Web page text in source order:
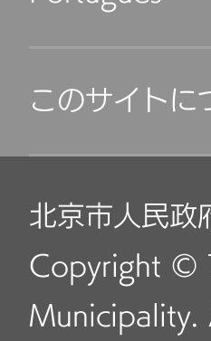
このサイトに
北京市人民政
Copyright ©
Municipality.